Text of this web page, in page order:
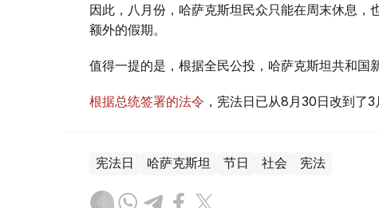
因此，八月份，哈萨克斯坦民众只能在周末休息
额外的假期。
值得一提的是，根据全民公投，哈萨克斯坦共和国
根据总统签署的法令 ，宪法日已从8月30日改到了3
宪法日 哈萨克斯坦 节日 社会 宪法